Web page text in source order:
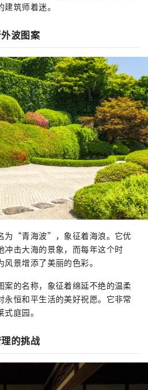
筑师着迷。
波图案
为“青海波”，象征着海浪。它优
冲击大海的景象，而每年这个时
景增添了美丽的色彩。
的名称，象征着绵延不绝的温柔
恒和平生活的美好祝愿。它非常
庭园。
的挑战